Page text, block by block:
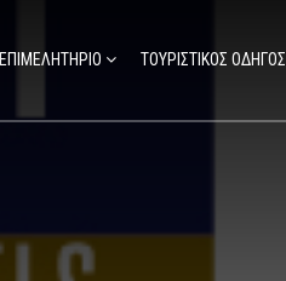
ΕΠΙΜΕΛΗΤΗΡΙΟ ΤΟΥΡΙΣΤΙΚΟΣ ΟΔΗΓΟΣ